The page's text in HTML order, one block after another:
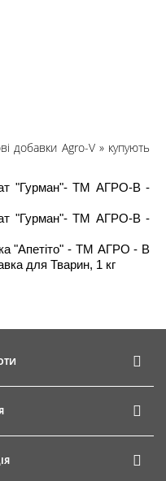
добавки Agro-V » купують
"Гурман"- ТМ АГРО-В -
"Гурман"- ТМ АГРО-В -
"Апетіто" - ТМ АГРО - В
для Тварин, 1 кг